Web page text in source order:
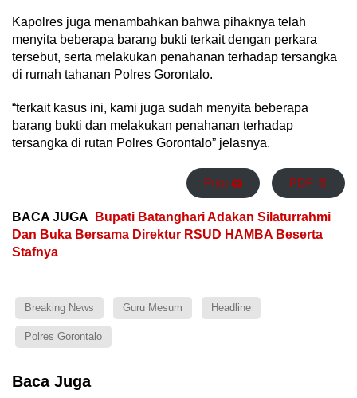
Kapolres juga menambahkan bahwa pihaknya telah
menyita beberapa barang bukti terkait dengan perkara
tersebut, serta melakukan penahanan terhadap tersangka
di rumah tahanan Polres Gorontalo.
“terkait kasus ini, kami juga sudah menyita beberapa
barang bukti dan melakukan penahanan terhadap
tersangka di rutan Polres Gorontalo” jelasnya.
Print 🖨 PDF 📄
BACA JUGA
Bupati Batanghari Adakan Silaturrahmi
Dan Buka Bersama Direktur RSUD HAMBA Beserta
Stafnya
Breaking News Guru Mesum Headline
Polres Gorontalo
Baca Juga